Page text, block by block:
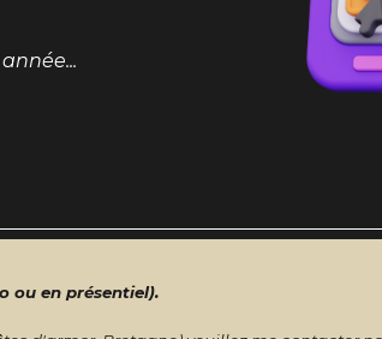
ou en présentiel).